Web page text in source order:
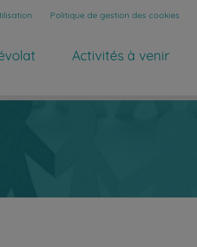
Politique de gestion des cookies
Activités à venir